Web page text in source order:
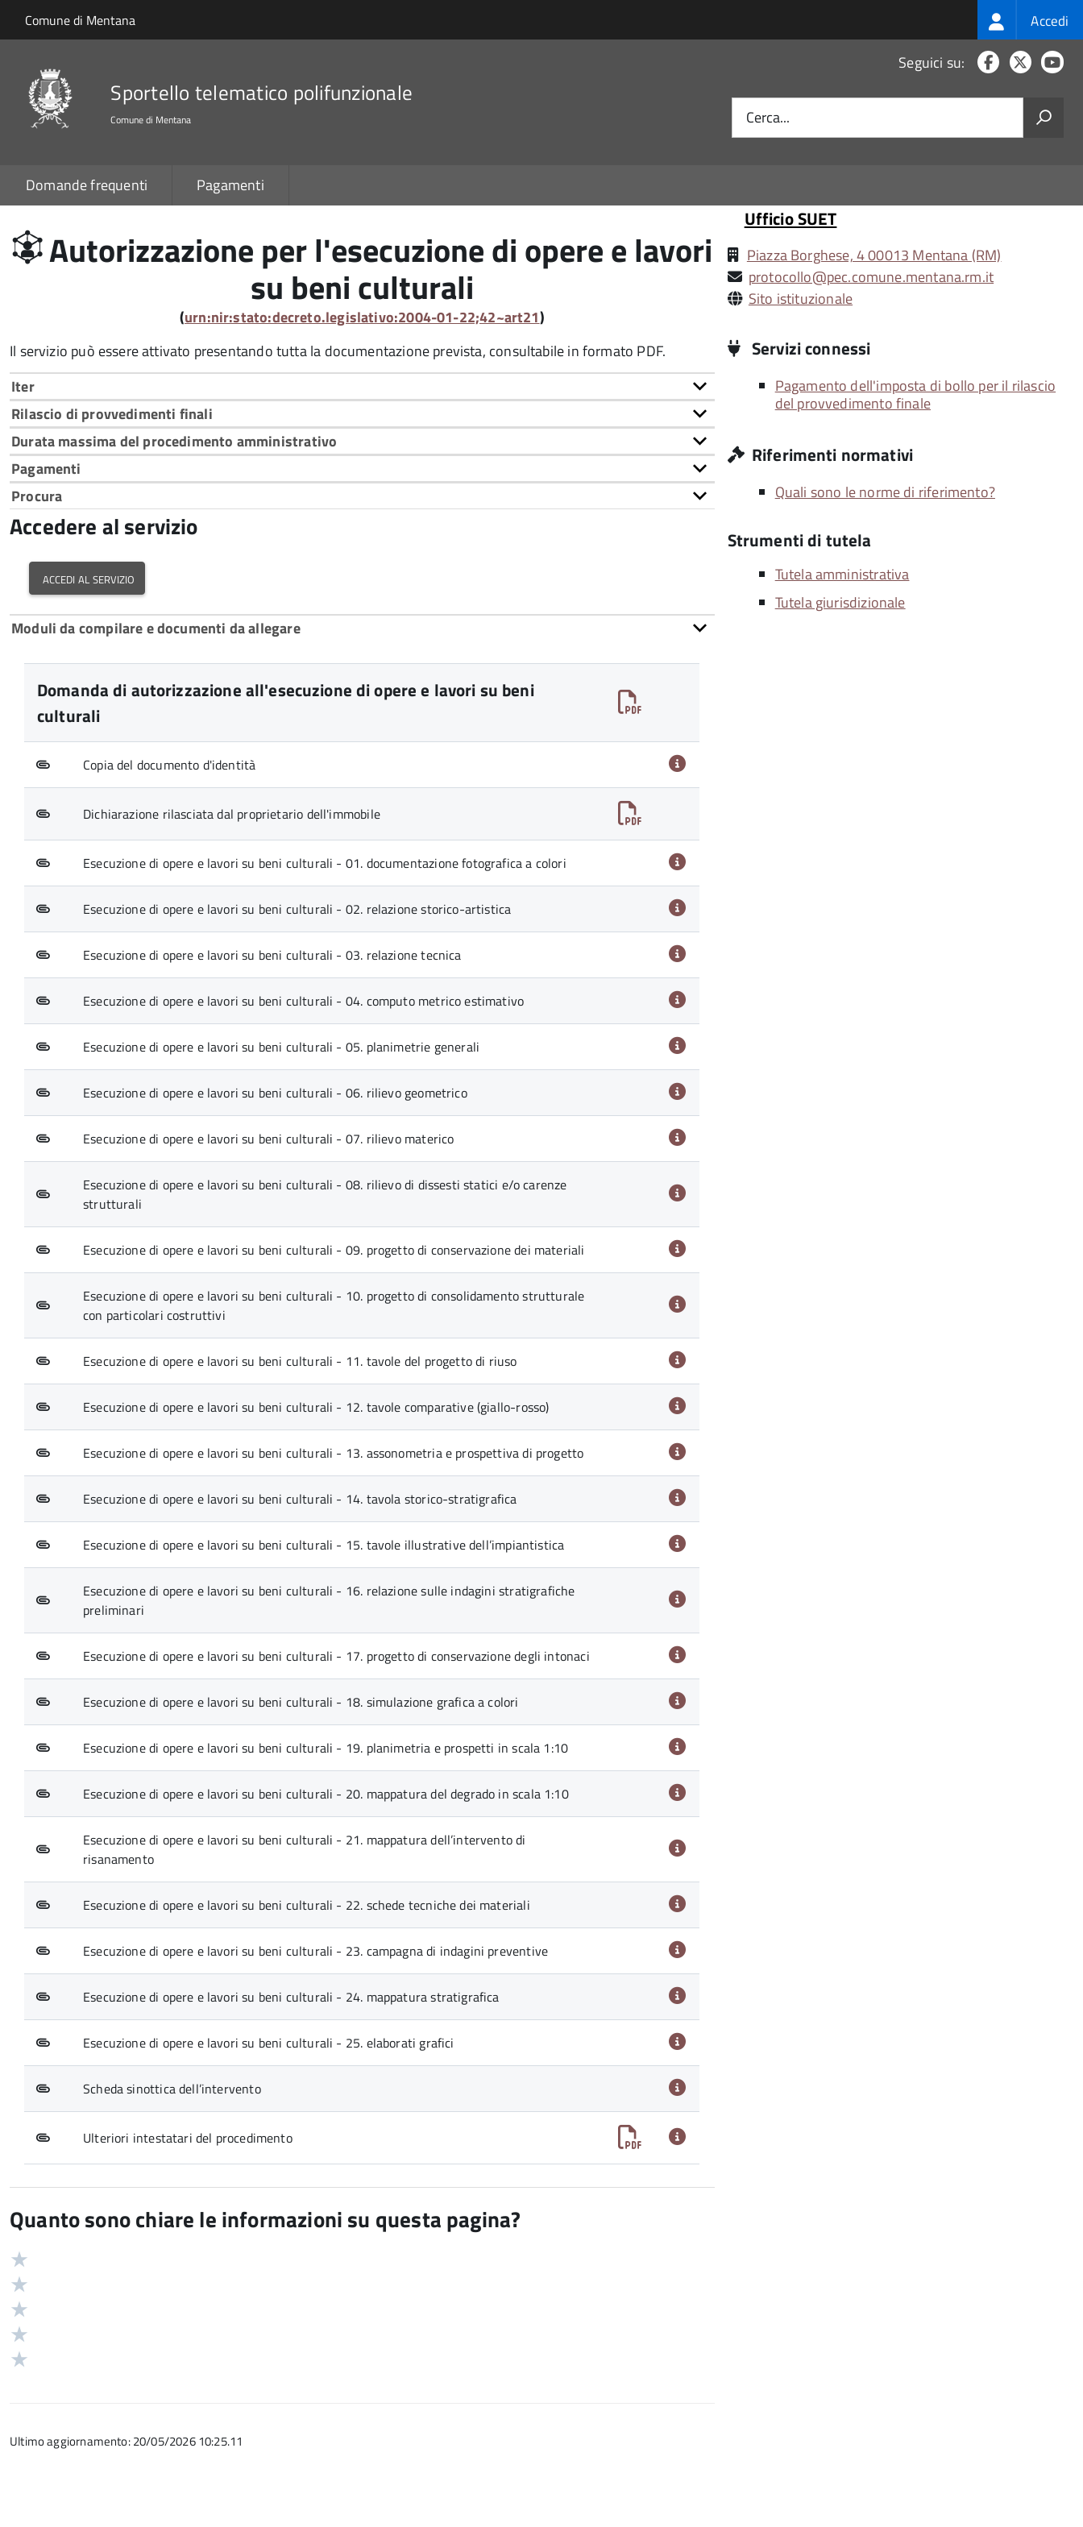
Salta al contenuto principale
Skip to site navigation
Comune di Mentana Login
menu
Accedi
Sportello telematico polifunzionale
Comune di Mentana
Seguici su: Facebook
X
Cerca...
Domande frequenti Pagamenti
Autorizzazione per l'esecuzione di opere e lavori
su beni culturali
(urn:nir:stato:decreto.legislativo:2004-01-22;42~art21)
Il servizio può essere attivato presentando tutta la documentazione prevista, consultabile in formato PDF.
Iter
Rilascio di provvedimenti finali
Durata massima del procedimento amministrativo
Pagamenti
Procura
Accedere al servizio
accedi al servizio
Moduli da compilare e documenti da allegare
Domanda di autorizzazione all'esecuzione di opere e lavori su beni
culturali
Copia del documento d'identità
Dichiarazione rilasciata dal proprietario dell'immobile
Esecuzione di opere e lavori su beni culturali - 01. documentazione fotografica a colori
Esecuzione di opere e lavori su beni culturali - 02. relazione storico-artistica
Esecuzione di opere e lavori su beni culturali - 03. relazione tecnica
Esecuzione di opere e lavori su beni culturali - 04. computo metrico estimativo
Esecuzione di opere e lavori su beni culturali - 05. planimetrie generali
Esecuzione di opere e lavori su beni culturali - 06. rilievo geometrico
Esecuzione di opere e lavori su beni culturali - 07. rilievo materico
Esecuzione di opere e lavori su beni culturali - 08. rilievo di dissesti statici e/o carenze
strutturali
Esecuzione di opere e lavori su beni culturali - 09. progetto di conservazione dei materiali
Esecuzione di opere e lavori su beni culturali - 10. progetto di consolidamento strutturale
con particolari costruttivi
Esecuzione di opere e lavori su beni culturali - 11. tavole del progetto di riuso
Esecuzione di opere e lavori su beni culturali - 12. tavole comparative (giallo-rosso)
Esecuzione di opere e lavori su beni culturali - 13. assonometria e prospettiva di progetto
Esecuzione di opere e lavori su beni culturali - 14. tavola storico-stratigrafica
Esecuzione di opere e lavori su beni culturali - 15. tavole illustrative dell’impiantistica
Esecuzione di opere e lavori su beni culturali - 16. relazione sulle indagini stratigrafiche
preliminari
Esecuzione di opere e lavori su beni culturali - 17. progetto di conservazione degli intonaci
Esecuzione di opere e lavori su beni culturali - 18. simulazione grafica a colori
Esecuzione di opere e lavori su beni culturali - 19. planimetria e prospetti in scala 1:10
Esecuzione di opere e lavori su beni culturali - 20. mappatura del degrado in scala 1:10
Esecuzione di opere e lavori su beni culturali - 21. mappatura dell’intervento di
risanamento
Esecuzione di opere e lavori su beni culturali - 22. schede tecniche dei materiali
Esecuzione di opere e lavori su beni culturali - 23. campagna di indagini preventive
Esecuzione di opere e lavori su beni culturali - 24. mappatura stratigrafica
Esecuzione di opere e lavori su beni culturali - 25. elaborati grafici
Scheda sinottica dell’intervento
Ulteriori intestatari del procedimento
Quanto sono chiare le informazioni su questa pagina?
Valutazione
5
Ultimo aggiornamento: 20/05/2026 10:25.11
Ufficio SUET
Piazza Borghese, 4 00013 Mentana (RM)
protocollo@pec.comune.mentana.rm.it
Sito istituzionale
Servizi connessi
Pagamento dell'imposta di bollo per il rilascio
del provvedimento finale
Riferimenti normativi
Quali sono le norme di riferimento?
Strumenti di tutela
Tutela amministrativa
Tutela giurisdizionale